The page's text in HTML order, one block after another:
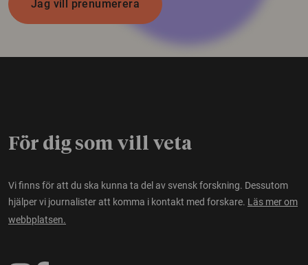
Jag vill prenumerera
För dig som vill veta
Vi finns för att du ska kunna ta del av svensk forskning. Dessutom
hjälper vi journalister att komma i kontakt med forskare. Läs mer om
webbplatsen.